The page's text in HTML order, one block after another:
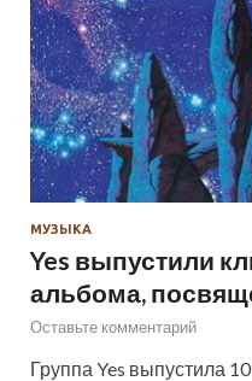
МУЗЫКА
Yes выпустили
альбома,
Оставьте комментарий
Группа Yes выпустила